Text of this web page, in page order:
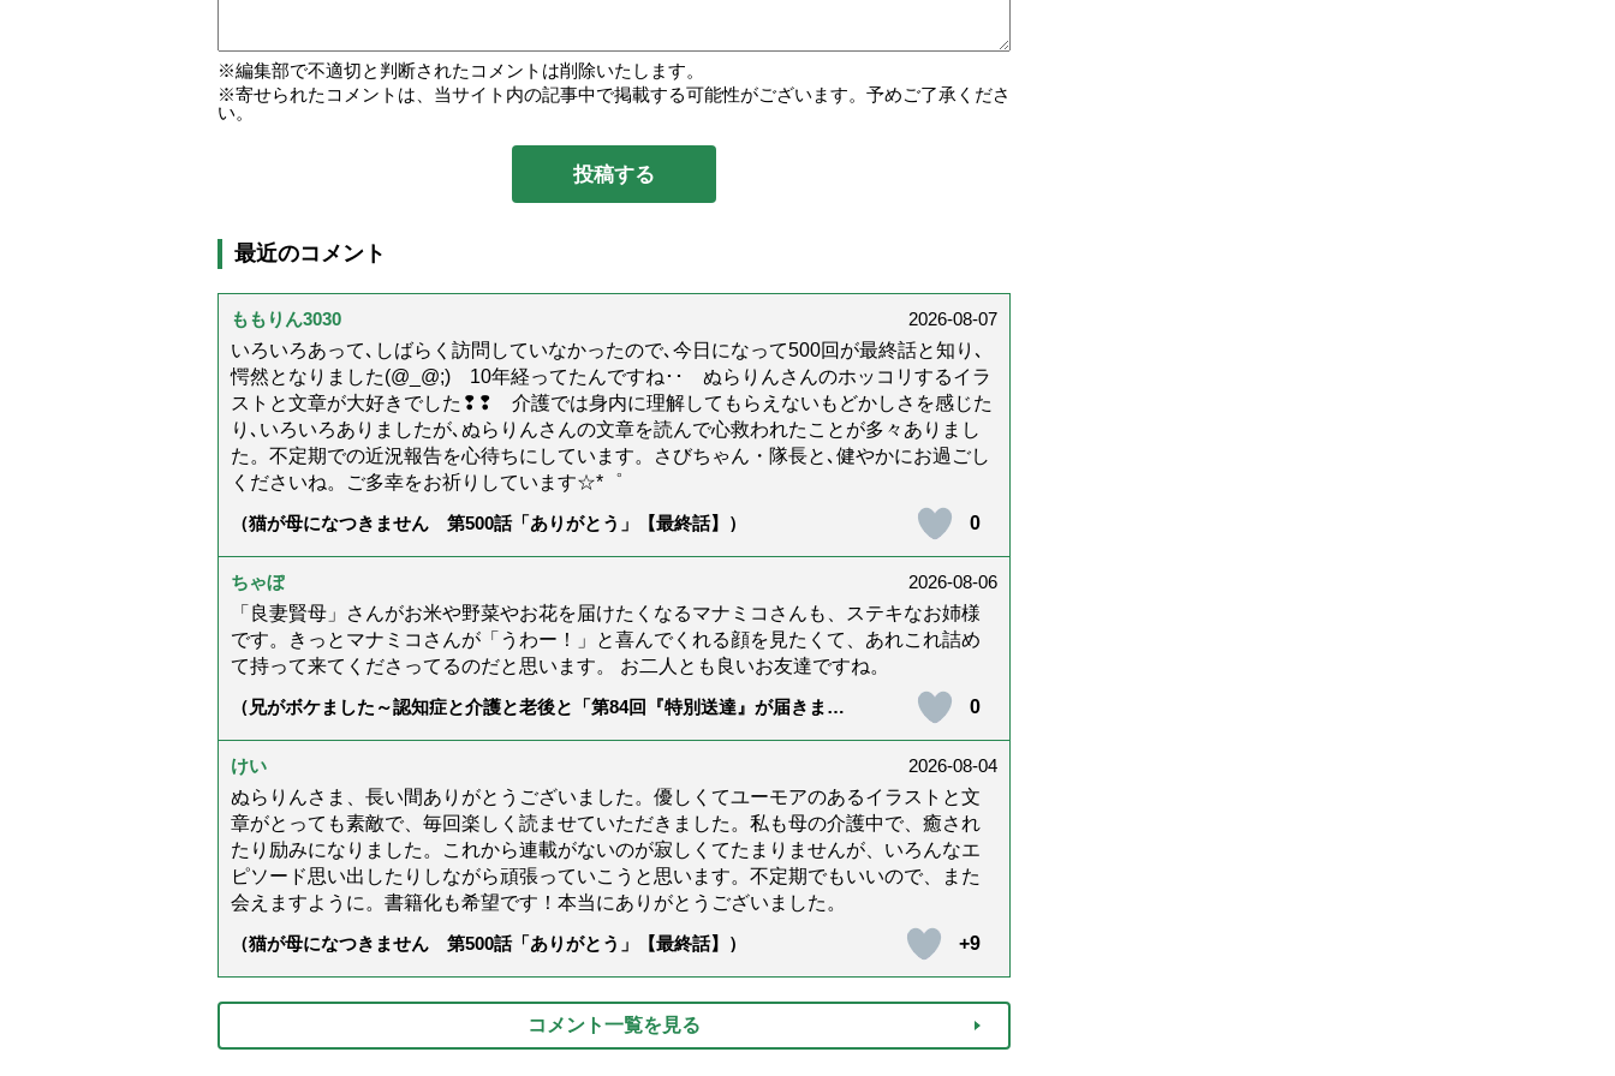
編集部で不適切と判断されたコメントは削除いたします。
寄せられたコメントは、当サイト内の記事中で掲載する可能性がございます。予めご了承くださ
い。
最近のコメント
ももりん3030
2026-08-07
いろいろあって､しばらく訪問していなかったので､今日になって500回が最終話と知り､
愕然となりました(@_@;) 10年経ってたんですね･･ ぬらりんさんのホッコリするイラ
ストと文章が大好きでした❢❢ 介護では身内に理解してもらえないもどかしさを感じた
り､いろいろありましたが､ぬらりんさんの文章を読んで心救われたことが多々ありまし
た。不定期での近況報告を心待ちにしています。さびちゃん・隊長と､健やかにお過ごし
くださいね。ご多幸をお祈りしています☆*゜
（猫が母になつきません 第500話「ありがとう」【最終話】）
0
ちゃぼ
2026-08-06
「良妻賢母」さんがお米や野菜やお花を届けたくなるマナミコさんも、ステキなお姉様
です。きっとマナミコさんが「うわー！」と喜んでくれる顔を見たくて、あれこれ詰め
て持って来てくださってるのだと思います。 お二人とも良いお友達ですね。
（兄がボケました～認知症と介護と老後と「第84回『特別送達』が届きまし
0
けい
2026-08-04
ぬらりんさま、長い間ありがとうございました。優しくてユーモアのあるイラストと文
章がとっても素敵で、毎回楽しく読ませていただきました。私も母の介護中で、癒され
たり励みになりました。これから連載がないのが寂しくてたまりませんが、いろんなエ
ピソード思い出したりしながら頑張っていこうと思います。不定期でもいいので、また
会えますように。書籍化も希望です！本当にありがとうございました。
（猫が母になつきません 第500話「ありがとう」【最終話】）
+9
コメント一覧を見る